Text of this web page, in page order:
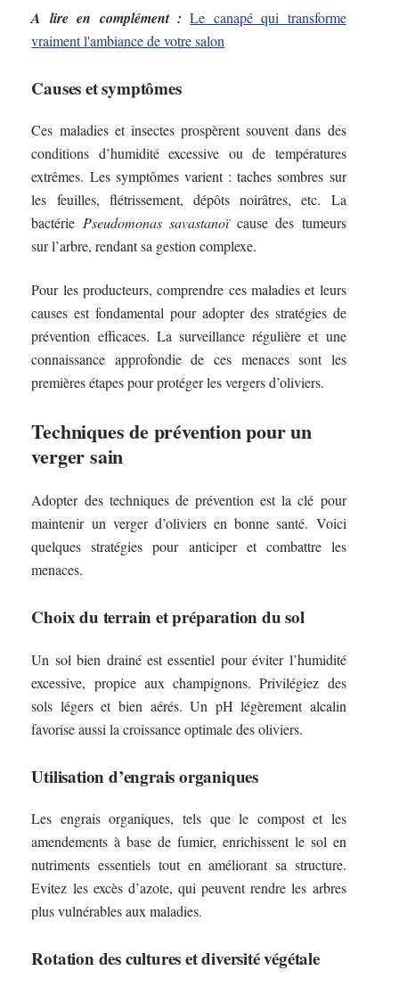
A lire en complément : Le canapé qui transforme
vraiment l'ambiance de votre salon
Causes et symptômes
Ces maladies et insectes prospèrent souvent dans des
conditions d’humidité excessive ou de températures
extrêmes. Les symptômes varient : taches sombres sur
les feuilles, flétrissement, dépôts noirâtres, etc. La
bactérie Pseudomonas savastanoïcause des tumeurs
sur l’arbre, rendant sa gestion complexe.
Pour les producteurs, comprendre ces maladies et leurs
causes est fondamental pour adopter des stratégies de
prévention efficaces. La surveillance régulière et une
connaissance approfondie de ces menaces sont les
premières étapes pour protéger les vergers d’oliviers.
Techniques de prévention pour un
verger sain
Adopter des techniques de prévention est la clé pour
maintenir un verger d’oliviers en bonne santé. Voici
quelques stratégies pour anticiper et combattre les
menaces.
Choix du terrain et préparation du sol
Un sol bien drainé est essentiel pour éviter l’humidité
excessive, propice aux champignons. Privilégiez des
sols légers et bien aérés. Un pH légèrement alcalin
favorise aussi la croissance optimale des oliviers.
Utilisation d’engrais organiques
Les engrais organiques, tels que le compost et les
amendements à base de fumier, enrichissent le sol en
nutriments essentiels tout en améliorant sa structure.
Evitez les excès d’azote, qui peuvent rendre les arbres
plus vulnérables aux maladies.
Rotation des cultures et diversité végétale